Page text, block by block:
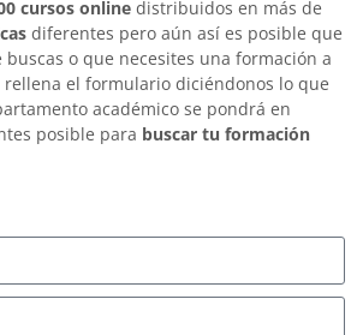
cursos online distribuidos en más de
diferentes pero aún así es posible que
o que necesites una formación a
rellena el formulario diciéndonos lo que
académico se pondrá en
posible para buscar tu formación